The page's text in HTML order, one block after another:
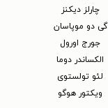
چارلز دیکنز
گی دو موپاسان
جورج اورول
الکساندر دوما
لئو تولستوی
ویکتور هوگو